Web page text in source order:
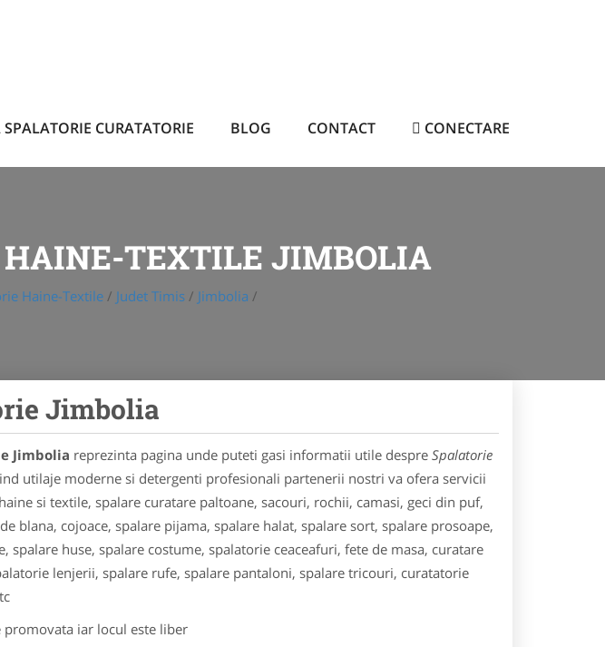
CURATATORIE BLOG CONTACT CONECTARE
HAINE-TEXTILE JIMBOLIA
Haine-Textile / Judet Timis / Jimbolia /
Jimbolia
Jimbolia reprezinta pagina unde puteti gasi informatii utile despre Spalatorie
utilaje moderne si detergenti profesionali partenerii nostri va ofera servicii
si textile, spalare curatare paltoane, sacouri, rochii, camasi, geci din puf,
blana, cojoace, spalare pijama, spalare halat, spalare sort, spalare prosoape,
spalare huse, spalare costume, spalatorie ceaceafuri, fete de masa, curatare
lenjerii, spalare rufe, spalare pantaloni, spalare tricouri, curatatorie
promovata iar locul este liber